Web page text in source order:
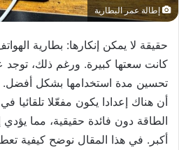
إطالة عمر البطارية
حقيقة لا يمكن إنكارها: بطارية
كانت سعتها كبيرة. ورغم ذلك،
تحسين مدة استخدامها بشكل أفضل.
أن هناك إعدادا يكون مفعّلا تلقائيا
الطاقة دون فائدة حقيقية، مما يؤدي
أكبر. في هذا المقال نوضح كيفية